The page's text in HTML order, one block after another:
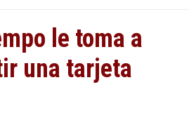
le toma a
una tarjeta